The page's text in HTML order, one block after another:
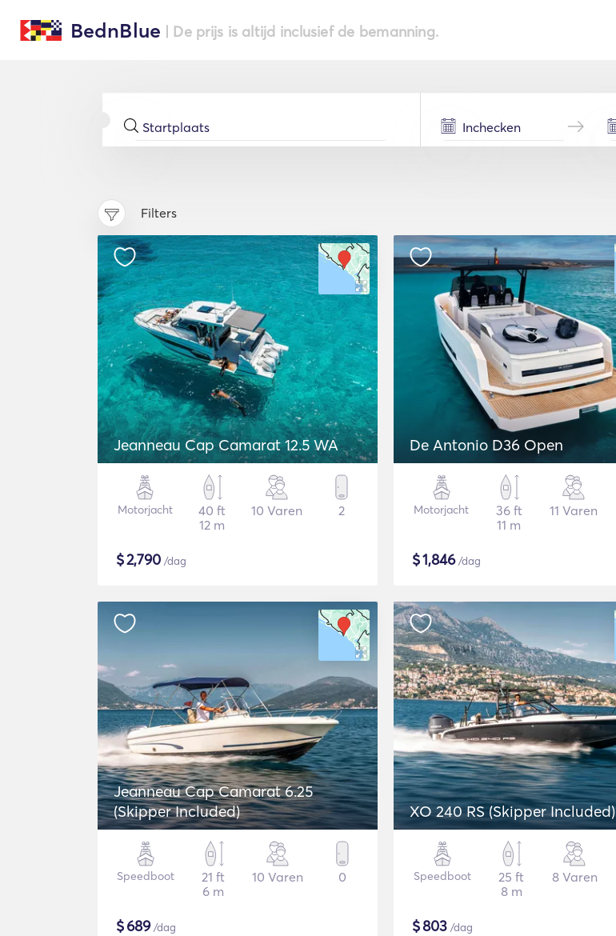
BednBlue | De prijs is altijd inclusief de bemanning.
Filters
Jeanneau Cap Camarat 12.5 WA
Motorjacht
40 ft
12 m
10 Varen 2
$2,790 /dag
De Antonio D36 Open
Motorjacht
36 ft
11 m
11 Varen
$1,846/dag
Jeanneau Cap Camarat 6.25
(Skipper Included)
Speedboot
21 ft
6 m
10 Varen 0
$689/dag
XO 240 RS (Skipper Included)
Speedboot
25 ft
8 m
8 Varen
$803 /dag